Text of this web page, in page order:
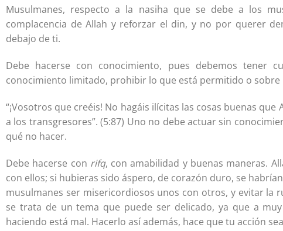
Musulmanes, respecto a la nasiha que se debe a los
complacencia de Allah y reforzar el din, y no por querer
debajo de ti.
Debe hacerse con conocimiento, pues debemos tener
conocimiento limitado, prohibir lo que está permitido o sobre
“¡Vosotros que creéis! No hagáis ilícitas las cosas buenas
a los transgresores”. (5:87) Uno no debe actuar sin
qué no hacer.
Debe hacerse con rifq, con amabilidad y buenas maneras.
con ellos; si hubieras sido áspero, de corazón duro, se
musulmanes ser misericordiosos unos con otros, y evitar la
se trata de un tema que puede ser delicado, ya que a
haciendo está mal. Hacerlo así además, hace que tu acción